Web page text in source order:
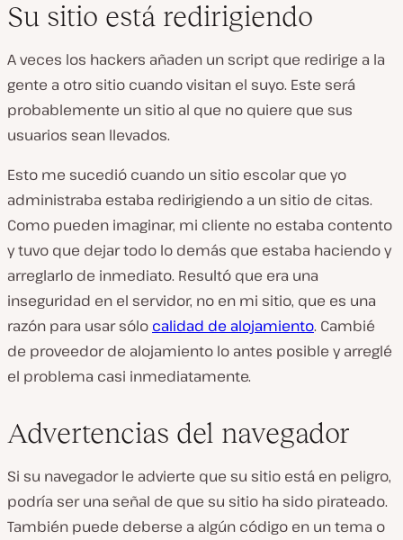
Su sitio está redirigiendo
A veces los hackers añaden un script que redirige a la
gente a otro sitio cuando visitan el suyo. Este será
probablemente un sitio al que no quiere que sus
usuarios sean llevados.
Esto me sucedió cuando un sitio escolar que yo
administraba estaba redirigiendo a un sitio de citas.
Como pueden imaginar, mi cliente no estaba contento
y tuvo que dejar todo lo demás que estaba haciendo y
arreglarlo de inmediato. Resultó que era una
inseguridad en el servidor, no en mi sitio, que es una
razón para usar sólo calidad de alojamiento. Cambié
de proveedor de alojamiento lo antes posible y arreglé
el problema casi inmediatamente.
Advertencias del navegador
Si su navegador le advierte que su sitio está en peligro,
podría ser una señal de que su sitio ha sido pirateado.
También puede deberse a algún código en un tema o